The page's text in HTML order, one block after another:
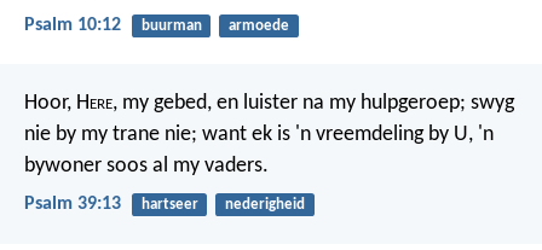
Psalm 10:12 buurman armoede
Hoor, Here, my gebed, en luister na my hulpgeroep; swyg
nie by my trane nie; want ek is 'n vreemdeling by U, 'n
bywoner soos al my vaders.
Psalm 39:13 hartseer nederigheid